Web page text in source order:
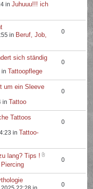
inJuhuuu!!! ich
in Beruf, Job,
0
sich ständig
in Tattoopflege
0
um ein Sleeve
in Tattoo
0
Tattoos
in Tattoo-
0
lang? Tips !
Piercing
0
0